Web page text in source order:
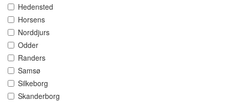
Hedensted
Horsens
Norddjurs
Odder
Randers
Samsø
Silkeborg
Skanderborg